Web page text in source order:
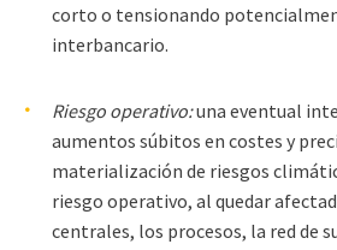
corto o tensionando
interbancario.
Riesgo operativo:una eventual
aumentos súbitos en costes y
materialización de riesgos
riesgo operativo, al quedar
centrales, los procesos, la red de